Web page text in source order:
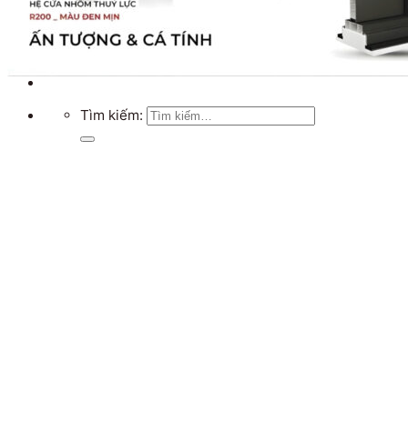
Chưa có sản phẩm trong giỏ hàng.
Quay trở lại cửa hàng
Tìm kiếm: